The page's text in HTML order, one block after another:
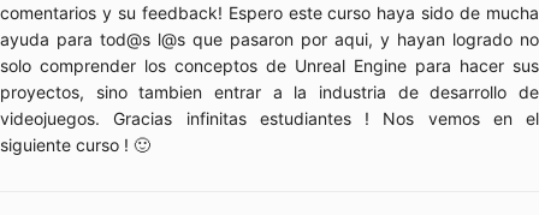
comentarios y su feedback! Espero este curso haya sido de mucha
ayuda para tod@s l@s que pasaron por aqui, y hayan logrado no
solo comprender los conceptos de Unreal Engine para hacer sus
proyectos, sino tambien entrar a la industria de desarrollo de
videojuegos. Gracias infinitas estudiantes ! Nos vemos en el
siguiente curso ! 🙂